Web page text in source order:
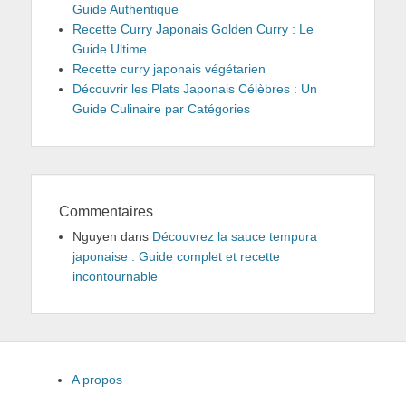
Guide Authentique
Recette Curry Japonais Golden Curry : Le
Guide Ultime
Recette curry japonais végétarien
Découvrir les Plats Japonais Célèbres : Un
Guide Culinaire par Catégories
Commentaires
Nguyen dans Découvrez la sauce tempura
japonaise : Guide complet et recette
incontournable
A propos